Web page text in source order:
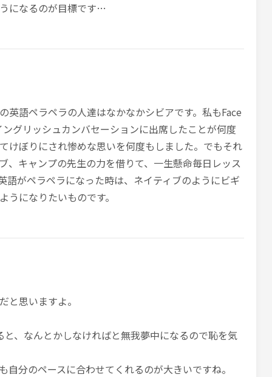
になるのが目標です…
英語ペラペラの人達はなかなかシビアです。私もFace
グリッシュカンバセーションに出席したことが何度
けぼりにされ惨めな思いを何度もしました。でもそれ
、キャンプの先生の力を借りて、一生懸命毎日レッス
語がペラペラになった時は、ネイティブのようにビギ
うになりたいものです。
と思いますよ。
、なんとかしなければと無我夢中になるので恥を気
自分のペースに合わせてくれるのが大きいですね。